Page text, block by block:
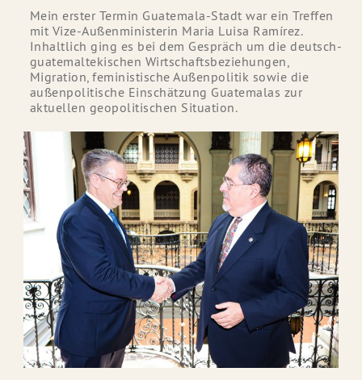
Mein erster Termin Guatemala-Stadt war ein Treffen
mit Vize-Außenministerin Maria Luisa Ramírez.
Inhaltlich ging es bei dem Gespräch um die deutsch-
guatemaltekischen Wirtschaftsbeziehungen,
Migration, feministische Außenpolitik sowie die
außenpolitische Einschätzung Guatemalas zur
aktuellen geopolitischen Situation.